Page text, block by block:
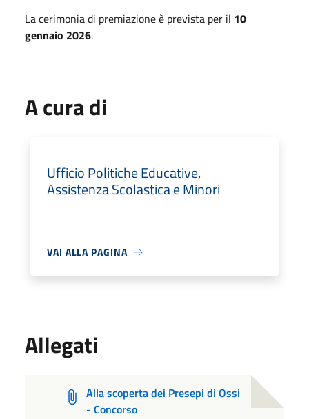
La cerimonia di premiazione è prevista per il 10
gennaio 2026.
A cura di
Ufficio Politiche Educative,
Assistenza Scolastica e Minori
VAI ALLA PAGINA
Allegati
Alla scoperta dei Presepi di Ossi
- Concorso